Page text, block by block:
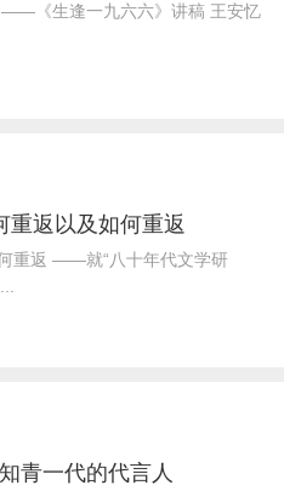
《生逢一九六六》讲稿 王安忆
返以及如何重返
重返 ——就“八十年代文学研
青一代的代言人